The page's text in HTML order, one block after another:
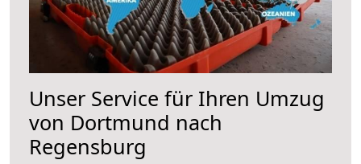
Unser Service für Ihren Umzug
von Dortmund nach
Regensburg